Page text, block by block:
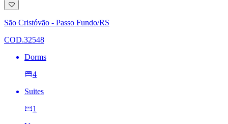
Adicionar
à
lista
de
São Cristóvão - Passo Fundo/RS
COD.32548
Dorms
4
Suites
1